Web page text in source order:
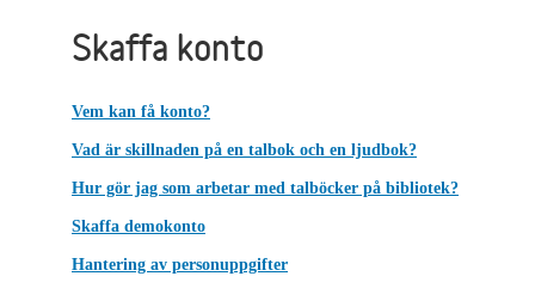
Skaffa konto
Vem kan få konto?
Vad är skillnaden på en talbok och en ljudbok?
Hur gör jag som arbetar med talböcker på bibliotek?
Skaffa demokonto
Hantering av personuppgifter